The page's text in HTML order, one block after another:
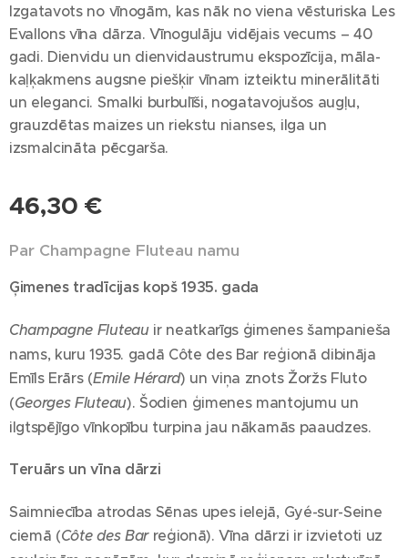
Izgatavots no vīnogām, kas nāk no viena vēsturiska Les
Evallons vīna dārza. Vīnogulāju vidējais vecums – 40
gadi. Dienvidu un dienvidaustrumu ekspozīcija, māla-
kaļķakmens augsne piešķir vīnam izteiktu minerālitāti
un eleganci. Smalki burbulīši, nogatavojušos augļu,
grauzdētas maizes un riekstu nianses, ilga un
izsmalcināta pēcgarša.
46,30 €
Par Champagne Fluteau namu
Ģimenes tradīcijas kopš 1935. gada
Champagne Fluteauir neatkarīgs ģimenes šampanieša
nams, kuru 1935. gadā Côte des Bar reģionā dibināja
Emīls Erārs (Emile Hérard) un viņa znots Žoržs Fluto
(Georges Fluteau). Šodien ģimenes mantojumu un
ilgtspējīgo vīnkopību turpina jau nākamās paaudzes.
Teruārs un vīna dārzi
Saimniecība atrodas Sēnas upes ielejā, Gyé-sur-Seine
ciemā (Côte des Barreģionā). Vīna dārzi ir izvietoti uz